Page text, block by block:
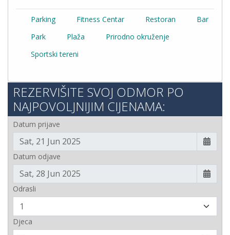
Parking Fitness Centar Restoran
Bar
Park
Plaža
Prirodno okruženje
Sportski tereni
REZERVIŠITE SVOJ ODMOR PO
NAJPOVOLJNIJIM CIJENAMA:
Datum prijave
Datum odjave
Odrasli
Djeca